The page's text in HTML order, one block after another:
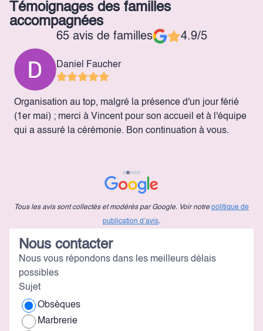
Témoignages des familles
accompagnées
65 avis de familles 4.9/5
Daniel Faucher
Organisation au top, malgré la présence d'un jour férié
(1er mai) ; merci à Vincent pour son accueil et à l'équipe
qui a assuré la cérémonie. Bon continuation à vous.
Tous les avis sont collectés et modérés par Google. Voir notre politique de
publication d’avis.
Nous contacter
Nous vous répondons dans les meilleurs délais
possibles
Sujet
Obsèques
Marbrerie